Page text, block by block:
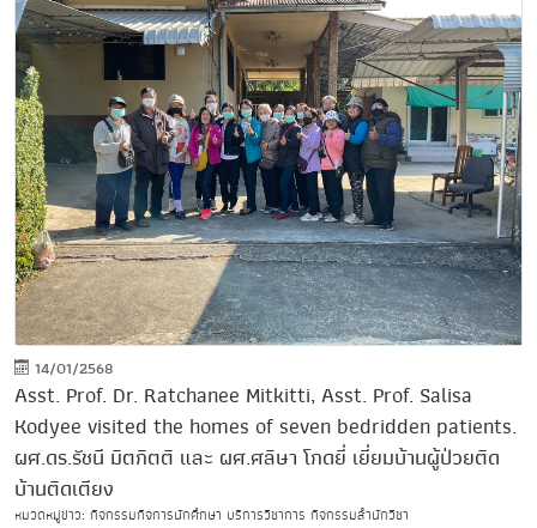
14/01/2568
Asst. Prof. Dr. Ratchanee Mitkitti, Asst. Prof. Salisa
Kodyee visited the homes of seven bedridden patients.
ผศ.ดร.รัชนี มิตกิตติ และ ผศ.ศลิษา โกดยี่ เยี่ยมบ้านผู้ป่วยติด
บ้านติดเตียง
หมวดหมู่ข่าว: กิจกรรมกิจการนักศึกษา บริการวิชาการ กิจกรรมสำนักวิชา